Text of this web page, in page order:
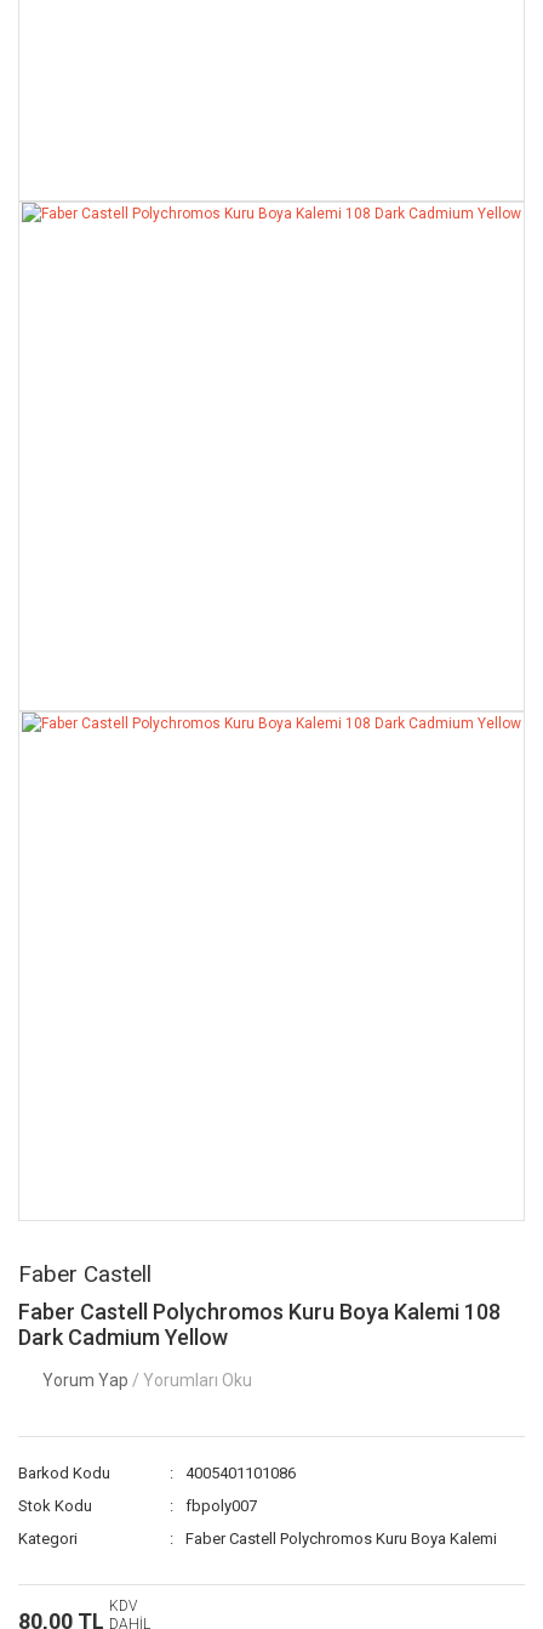
Faber Castell
Faber Castell Polychromos Kuru Boya Kalemi 108
Dark Cadmium Yellow
Yorum Yap / Yorumları Oku
Barkod Kodu
4005401101086
Stok Kodu
fbpoly007
Kategori
Faber Castell Polychromos Kuru Boya Kalemi
80,00 TL
KDV
DAHİL